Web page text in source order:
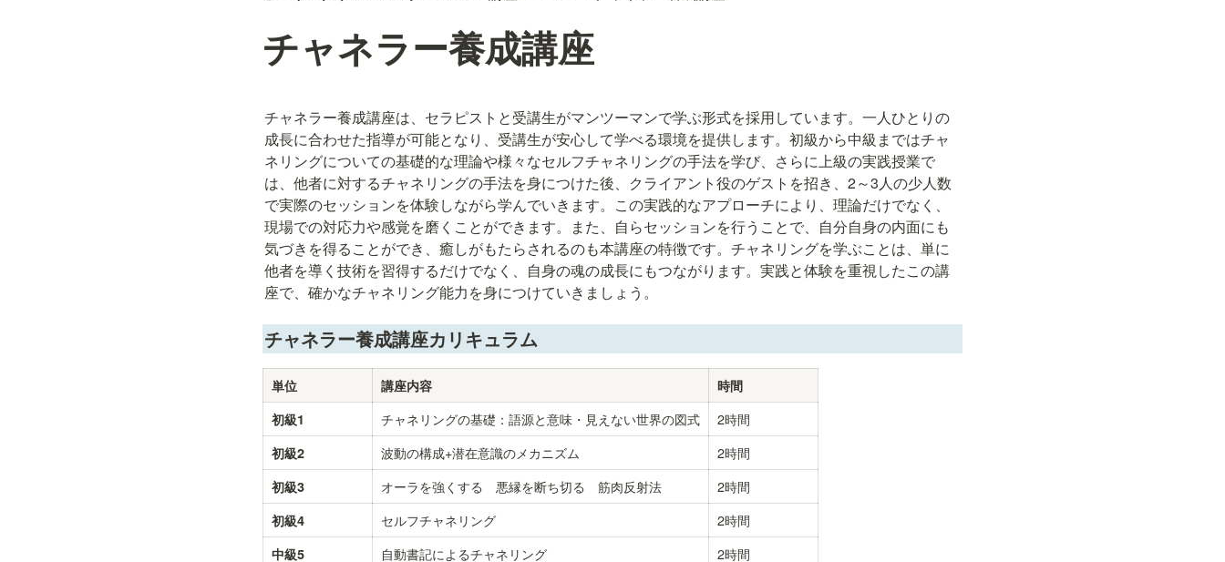
チャネラー養成講座
チャネラー養成講座は、セラピストと受講生がマンツーマンで学ぶ形式を採用しています。一人ひとりの
成長に合わせた指導が可能となり、受講生が安心して学べる環境を提供します。初級から中級まではチャ
ネリングについての基礎的な理論や様々なセルフチャネリングの手法を学び、さらに上級の実践授業で
は、他者に対するチャネリングの手法を身につけた後、クライアント役のゲストを招き、2～3人の少人数
で実際のセッションを体験しながら学んでいきます。この実践的なアプローチにより、理論だけでなく、
現場での対応力や感覚を磨くことができます。また、自らセッションを行うことで、自分自身の内面にも
気づきを得ることができ、癒しがもたらされるのも本講座の特徴です。チャネリングを学ぶことは、単に
他者を導く技術を習得するだけでなく、自身の魂の成長にもつながります。実践と体験を重視したこの講
座で、確かなチャネリング能力を身につけていきましょう。
チャネラー養成講座カリキュラム
単位 講座内容
時間
初級1
チャネリングの基礎：語源と意味・見えない世界の図式 2時間
初級2 波動の構成+潜在意識のメカニズム 2時間
初級3 オーラを強くする　悪縁を断ち切る　筋肉反射法 2時間
初級4 セルフチャネリング 2時間
中級5 自動書記によるチャネリング 2時間